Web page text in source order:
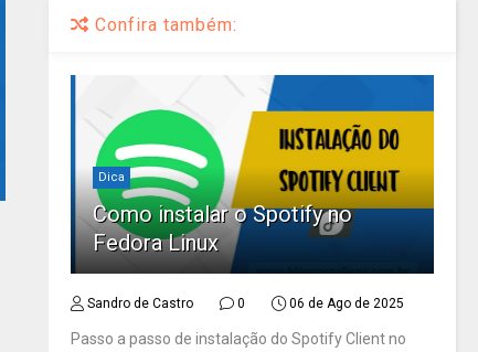
Confira também:
Dica
Como instalar o Spotify no
Fedora Linux
Sandro de Castro 0 06 de Ago de 2025
Passo a passo de instalação do Spotify Client no